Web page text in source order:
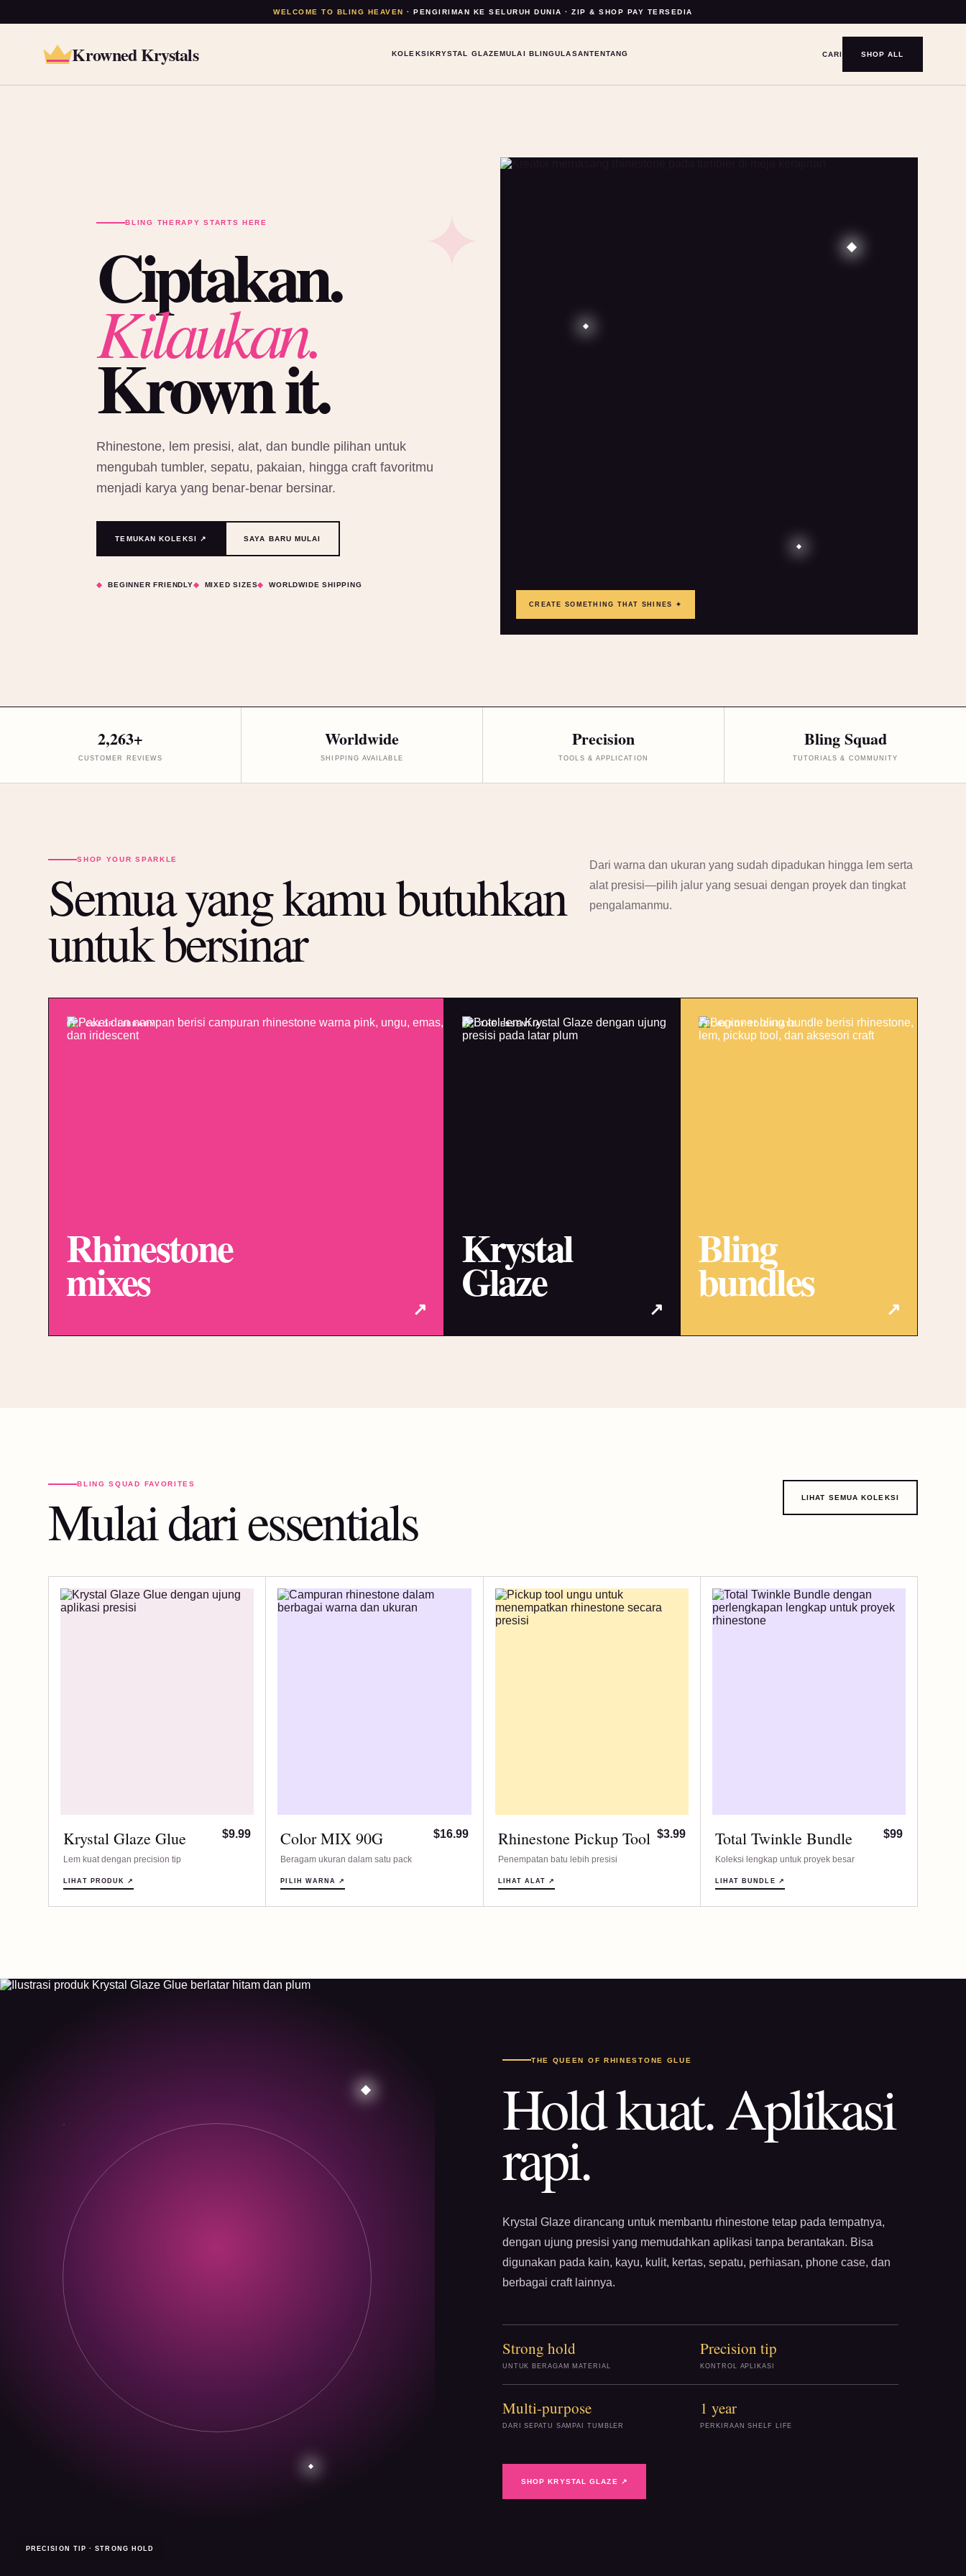
WELCOME TO BLING HEAVEN · PENGIRIMAN KE SELURUH DUNIA · ZIP & SHOP PAY TERSEDIA
Krowned Krystals KOLEKSIKRYSTAL GLAZEMULAI BLINGULASANTENTANG CARI SHOP ALL
BLING THERAPY STARTS HERE
Ciptakan.
Kilaukan.
Krown it.
Rhinestone, lem presisi, alat, dan bundle pilihan untuk
mengubah tumbler, sepatu, pakaian, hingga craft favoritmu
menjadi karya yang benar-benar bersinar.
TEMUKAN KOLEKSI ↗ SAYA BARU MULAI
BEGINNER FRIENDLY MIXED SIZES WORLDWIDE SHIPPING
CREATE SOMETHING THAT SHINES ✦
2,263+
CUSTOMER REVIEWS
Worldwide
SHIPPING AVAILABLE
Precision
TOOLS & APPLICATION
Bling Squad
TUTORIALS & COMMUNITY
SHOP YOUR SPARKLE
Semua yang kamu butuhkan
untuk bersinar
Dari warna dan ukuran yang sudah dipadukan hingga lem serta
alat presisi—pilih jalur yang sesuai dengan proyek dan tingkat
pengalamanmu.
01 / COLOR LIBRARY
Rhinestone
mixes
↗
02 / THE ESSENTIAL
Krystal
Glaze
↗
03 / READY TO CREATE
Bling
bundles
↗
BLING SQUAD FAVORITES
Mulai dari essentials LIHAT SEMUA KOLEKSI
Krystal Glaze Glue
Lem kuat dengan precision tip
$9.99
LIHAT PRODUK ↗
Color MIX 90G
Beragam ukuran dalam satu pack
$16.99
PILIH WARNA ↗
Rhinestone Pickup Tool
Penempatan batu lebih presisi
$3.99
LIHAT ALAT ↗
Total Twinkle Bundle
Koleksi lengkap untuk proyek besar
$99
LIHAT BUNDLE ↗
PRECISION TIP · STRONG HOLD
THE QUEEN OF RHINESTONE GLUE
Hold kuat. Aplikasi
rapi.
Krystal Glaze dirancang untuk membantu rhinestone tetap pada tempatnya,
dengan ujung presisi yang memudahkan aplikasi tanpa berantakan. Bisa
digunakan pada kain, kayu, kulit, kertas, sepatu, perhiasan, phone case, dan
berbagai craft lainnya.
Strong hold
UNTUK BERAGAM MATERIAL
Precision tip
KONTROL APLIKASI
Multi-purpose
DARI SEPATU SAMPAI TUMBLER
1 year
PERKIRAAN SHELF LIFE
SHOP KRYSTAL GLAZE ↗